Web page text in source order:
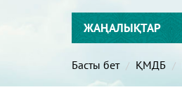
ЖАҢАЛЫҚТАР
Басты бет ҚМДБ